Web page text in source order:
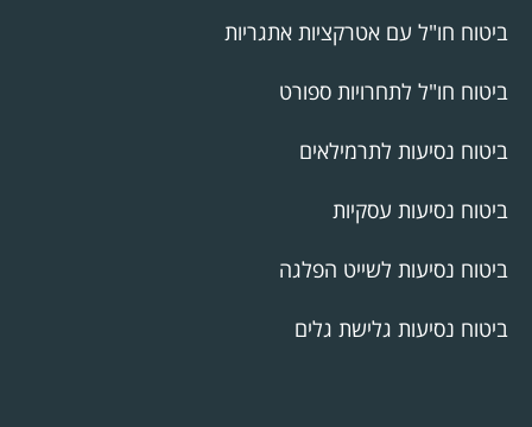
ביטוח חו"ל עם אטרקציות אתגריות
ביטוח חו"ל לתחרויות ספורט
ביטוח נסיעות לתרמילאים
ביטוח נסיעות עסקיות
ביטוח נסיעות לשייט הפלגה
ביטוח נסיעות גלישת גלים